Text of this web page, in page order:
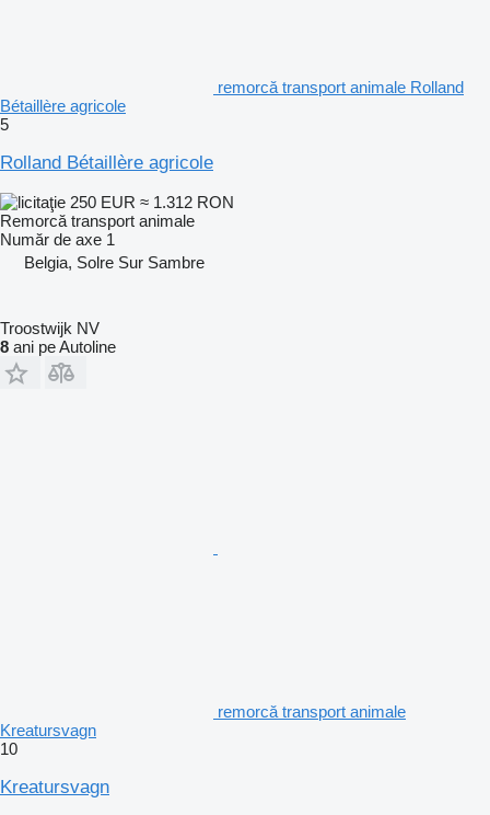
remorcă transport animale Rolland
Bétaillère agricole
5
Rolland Bétaillère agricole
250 EUR ≈ 1.312 RON
Remorcă transport animale
Număr de axe 1
Belgia, Solre Sur Sambre
Troostwijk NV
8 ani pe Autoline
remorcă transport animale
Kreatursvagn
10
Kreatursvagn